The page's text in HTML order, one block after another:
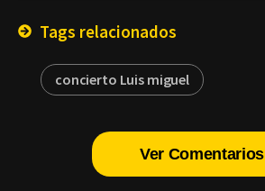
Tags relacionados
concierto Luis miguel
Ver Comentarios